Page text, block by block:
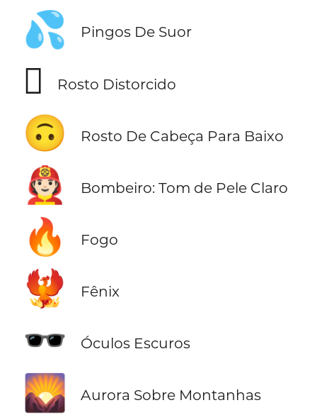
💦 Pingos De Suor
🫪 Rosto Distorcido
🙃 Rosto De Cabeça Para Baixo
🧑🏻‍🚒 Bombeiro: Tom de Pele Claro
🔥 Fogo
🐦‍🔥 Fênix
🕶️ Óculos Escuros
🌄 Aurora Sobre Montanhas